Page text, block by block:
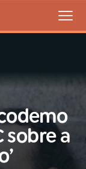
sobre a